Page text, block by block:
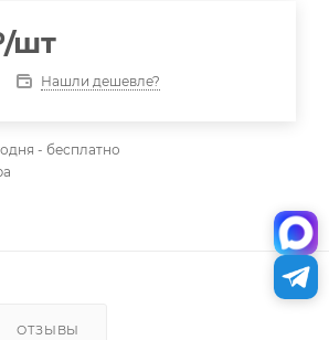
/шт
Нашли дешевле?
- бесплатно
ОТЗЫВЫ